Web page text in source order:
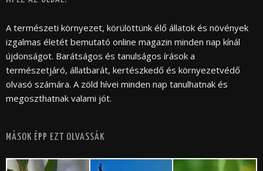
A természeti környezet, körülöttünk élő állatok és növények
izgalmas életét bemutató online magazin minden nap kínál
újdonságot. Barátságos és tanulságos írások a
természetjáró, állatbarát, kertészkedő és környezetvédő
olvasó számára. A zöld hívei minden nap tanulhatnak és
megoszthatnak valami jót.
MÁSOK ÉPP EZT OLVASSÁK